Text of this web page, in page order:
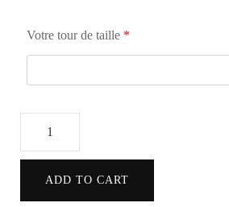
Votre tour de taille *
ADD TO CART